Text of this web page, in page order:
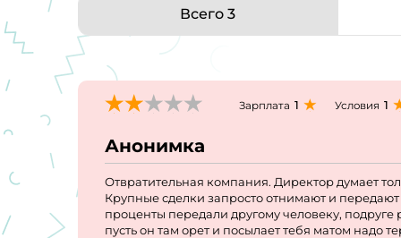
Всего 3
Зарплата 1 Условия 1
Анонимка
Отвратительная компания. Директор думает
Крупные сделки запросто отнимают и
проценты передали другому человеку,
пусть он там орет и посылает тебя матом надо